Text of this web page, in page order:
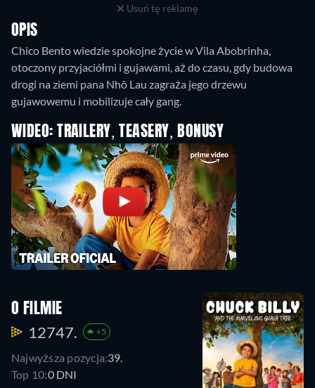
Usuń tę reklamę
OPIS
Chico Bento wiedzie spokojne życie w Vila Abobrinha,
otoczony przyjaciółmi i gujawami, aż do czasu, gdy budowa
drogi na ziemi pana Nhô Lau zagraża jego drzewu
gujawowemu i mobilizuje cały gang.
WIDEO: TRAILERY, TEASERY, BONUSY
O FILMIE
12747. +5
Najwyższa pozycja:39.
Top 10:0 DNI